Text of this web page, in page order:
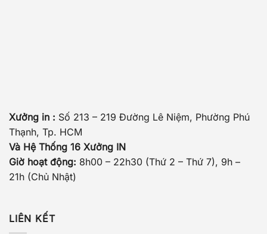
Xưởng in : Số 213 – 219 Đường Lê Niệm, Phường Phú
Thạnh, Tp. HCM
Và Hệ Thống 16 Xưởng IN
Giờ hoạt động: 8h00 – 22h30 (Thứ 2 – Thứ 7), 9h –
21h (Chủ Nhật)
LIÊN KẾT